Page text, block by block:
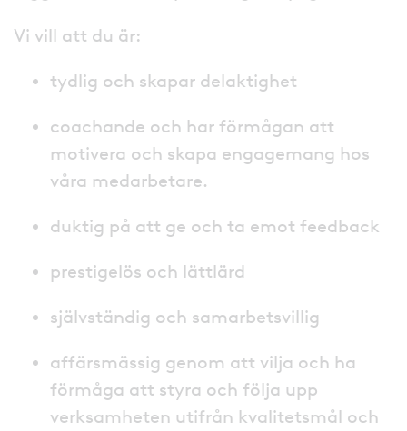
Vi vill att du är:
tydlig och skapar delaktighet
coachande och har förmågan att
motivera och skapa engagemang hos
våra medarbetare.
duktig på att ge och ta emot feedback
prestigelös och lättlärd
självständig och samarbetsvillig
affärsmässig genom att vilja och ha
förmåga att styra och följa upp
verksamheten utifrån kvalitetsmål och